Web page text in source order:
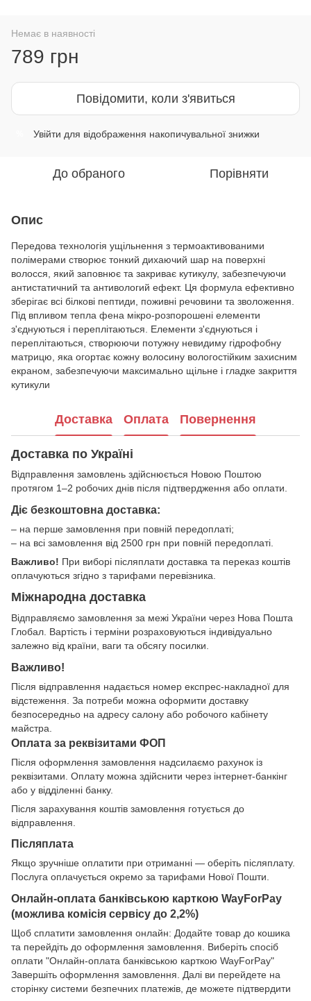
Немає в наявності
789 грн
Повідомити, коли з'явиться
Увійти для відображення накопичувальної знижки
До обраного Порівняти
Опис
Передова технологія ущільнення з термоактивованими
полімерами створює тонкий дихаючий шар на поверхні
волосся, який заповнює та закриває кутикулу, забезпечуючи
антистатичний та антивологий ефект. Ця формула ефективно
зберігає всі білкові пептиди, поживні речовини та зволоження.
Під впливом тепла фена мікро-розпорошені елементи
з'єднуються і переплітаються. Елементи з'єднуються і
переплітаються, створюючи потужну невидиму гідрофобну
матрицю, яка огортає кожну волосину вологостійким захисним
екраном, забезпечуючи максимально щільне і гладке закриття
кутикули
Доставка Оплата Повернення
Доставка по Україні
Відправлення замовлень здійснюється Новою Поштою
протягом 1–2 робочих днів після підтвердження або оплати.
Діє безкоштовна доставка:
– на перше замовлення при повній передоплаті;
– на всі замовлення від 2500 грн при повній передоплаті.
Важливо! При виборі післяплати доставка та переказ коштів
оплачуються згідно з тарифами перевізника.
Міжнародна доставка
Відправляємо замовлення за межі України через Нова Пошта
Глобал. Вартість і терміни розраховуються індивідуально
залежно від країни, ваги та обсягу посилки.
Важливо!
Після відправлення надається номер експрес-накладної для
відстеження. За потреби можна оформити доставку
безпосередньо на адресу салону або робочого кабінету
майстра.
Оплата за реквізитами ФОП
Після оформлення замовлення надсилаємо рахунок із
реквізитами. Оплату можна здійснити через інтернет-банкінг
або у відділенні банку.
Після зарахування коштів замовлення готується до
відправлення.
Післяплата
Якщо зручніше оплатити при отриманні — оберіть післяплату.
Послуга оплачується окремо за тарифами Нової Пошти.
Онлайн-оплата банківською карткою WayForPay
(можлива комісія сервісу до 2,2%)
Щоб сплатити замовлення онлайн: Додайте товар до кошика
та перейдіть до оформлення замовлення. Виберіть спосіб
оплати "Онлайн-оплата банківською карткою WayForPay"
Завершіть оформлення замовлення. Далі ви перейдете на
сторінку системи безпечних платежів, де можете підтвердити